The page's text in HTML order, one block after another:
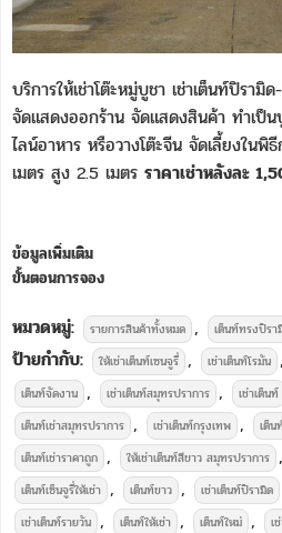
บริการให้เช่าโต๊ะหมู่บูชา เช่าเต็นท์ปิรามิ
จัดแสดงออกร้าน จัดแสดงสินค้า ทำเป็
ไลน์อาหาร หรือวางโต๊ะจีน จัดเลี้ยงใน
เมตร สูง 2.5 เมตร ราคาเช่าหลังละ
ข้อมูลเพิ่มเติม
ขั้นตอนการจอง
หมวดหมู่: รายการสินค้าทั้งหมด , เต็นท์ทรงปิรา
ป้ายกำกับ: ให้เช่าเต็นท์เซนจูรี่ , เช่าเต็นท์โรมัน ,
เต็นท์จัดงาน , เช่าเต็นท์สมุทรปราการ , เช่าเต็นท์
เต็นท์เช่าสมุทรปราการ , เช่าเต็นท์กรุงเทพ , เต็น
เต็นท์เช่าราคาถูก , ให้เช่าเต็นท์สีขาว สมุทรปราการ ,
เต็นท์เซ็นจูรี่ให้เช่า , เต็นท์ขาว , เช่าเต็นท์ปิรามิด
เช่าเต็นท์รายวัน , เต็นท์ให้เช่า , เต็นท์ใหม่ , เ